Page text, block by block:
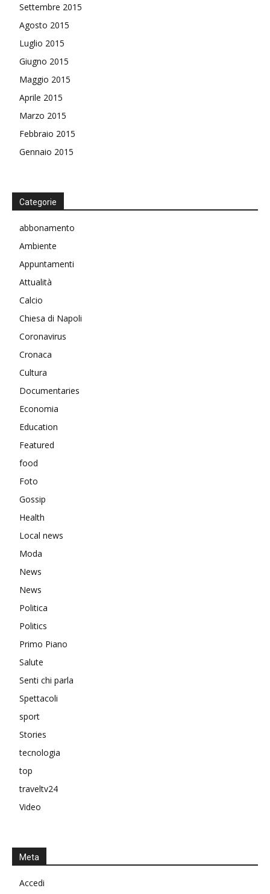
Settembre 2015
Agosto 2015
Luglio 2015
Giugno 2015
Maggio 2015
Aprile 2015
Marzo 2015
Febbraio 2015
Gennaio 2015
Categorie
abbonamento
Ambiente
Appuntamenti
Attualità
Calcio
Chiesa di Napoli
Coronavirus
Cronaca
Cultura
Documentaries
Economia
Education
Featured
food
Foto
Gossip
Health
Local news
Moda
News
News
Politica
Politics
Primo Piano
Salute
Senti chi parla
Spettacoli
sport
Stories
tecnologia
top
traveltv24
Video
Meta
Accedi